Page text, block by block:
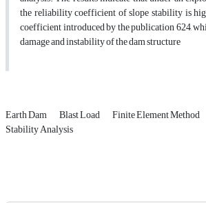
the reliability coefficient of slope stability is
coefficient introduced by the publication 624,
damage and instability of the dam structure
Earth Dam Blast Load Finite Element Method
Stability Analysis